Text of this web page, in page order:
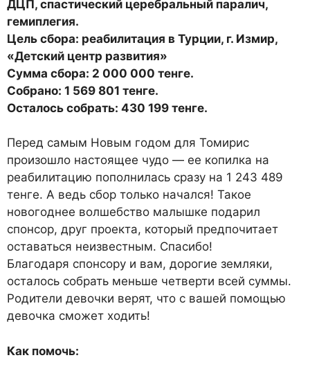
ДЦП, спастический церебральный паралич,
гемиплегия.
Цель сбора: реабилитация в Турции, г. Измир,
«Детский центр развития»
Сумма сбора: 2 000 000 тенге.
Собрано: 1 569 801 тенге.
Осталось собрать: 430 199 тенге.
Перед самым Новым годом для Томирис
произошло настоящее чудо — ее копилка на
реабилитацию пополнилась сразу на 1 243 489
тенге. А ведь сбор только начался! Такое
новогоднее волшебство малышке подарил
спонсор, друг проекта, который предпочитает
оставаться неизвестным. Спасибо!
Благодаря спонсору и вам, дорогие земляки,
осталось собрать меньше четверти всей суммы.
Родители девочки верят, что с вашей помощью
девочка сможет ходить!
Как помочь: